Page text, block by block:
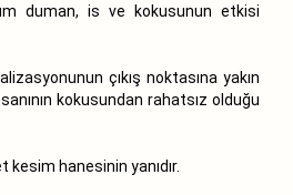
duman, is ve kokusunun etkisi
çıkış noktasına yakın
kokusundan rahatsız olduğu
kesim hanesinin yanıdır.